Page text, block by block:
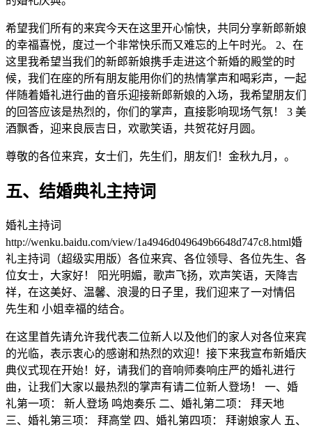
希望我们所有的来宾今天在这里开心愉快，共同分享新郎新娘
的幸福喜悦，度过一个非常快乐而又难忘的上午时光。 2、在
这里我希望当我们的新郎新娘携手走进这个新婚的殿堂的时
候，我们在座的所有朋友能用你们的热情掌声和喝彩声，一起
伴随着婚礼进行曲的音乐迎接新郎新娘的入场，我希望朋友们
的回答应该是热烈的，你们的掌声，直接影响现场气氛！ 3 美
酒飘香，迎来良辰吉日，欢歌笑语，共贺花好月圆。
尊敬的各位来宾，女士们，先生们，朋友们！金秋九月，。
五、结婚典礼主持词
婚礼主持词
http://wenku.baidu.com/view/1a4946d049649b6648d747c8.html婚
礼主持词（超级实用版）各位来宾、各位领导、各位先生、各
位女士，大家好！ 阳光明媚，歌声飞扬，欢声笑语，天降吉
祥，在这美好、温馨、浪漫的日子里，我们迎来了一对情侣
先生和 小姐幸福的结合。
在这里首先请允许我代表二位新人以及他们的家人对各位来宾
的光临，表示衷心的感谢和热烈的欢迎！接下来我宣布新婚庆
典仪式现在开始！好，请我们的音响师奏响庄严的婚礼进行
曲，让我们大家以最热烈的掌声有请二位新人登场！ 一、婚
礼第一项： 新人登场 鸣炮奏乐 二、婚礼第二项： 拜天地
三、婚礼第三项： 拜高堂 四、婚礼第四项： 拜谢娘家人 五、